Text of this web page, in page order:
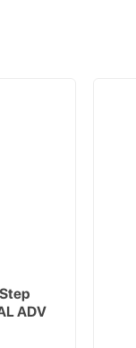
ADV